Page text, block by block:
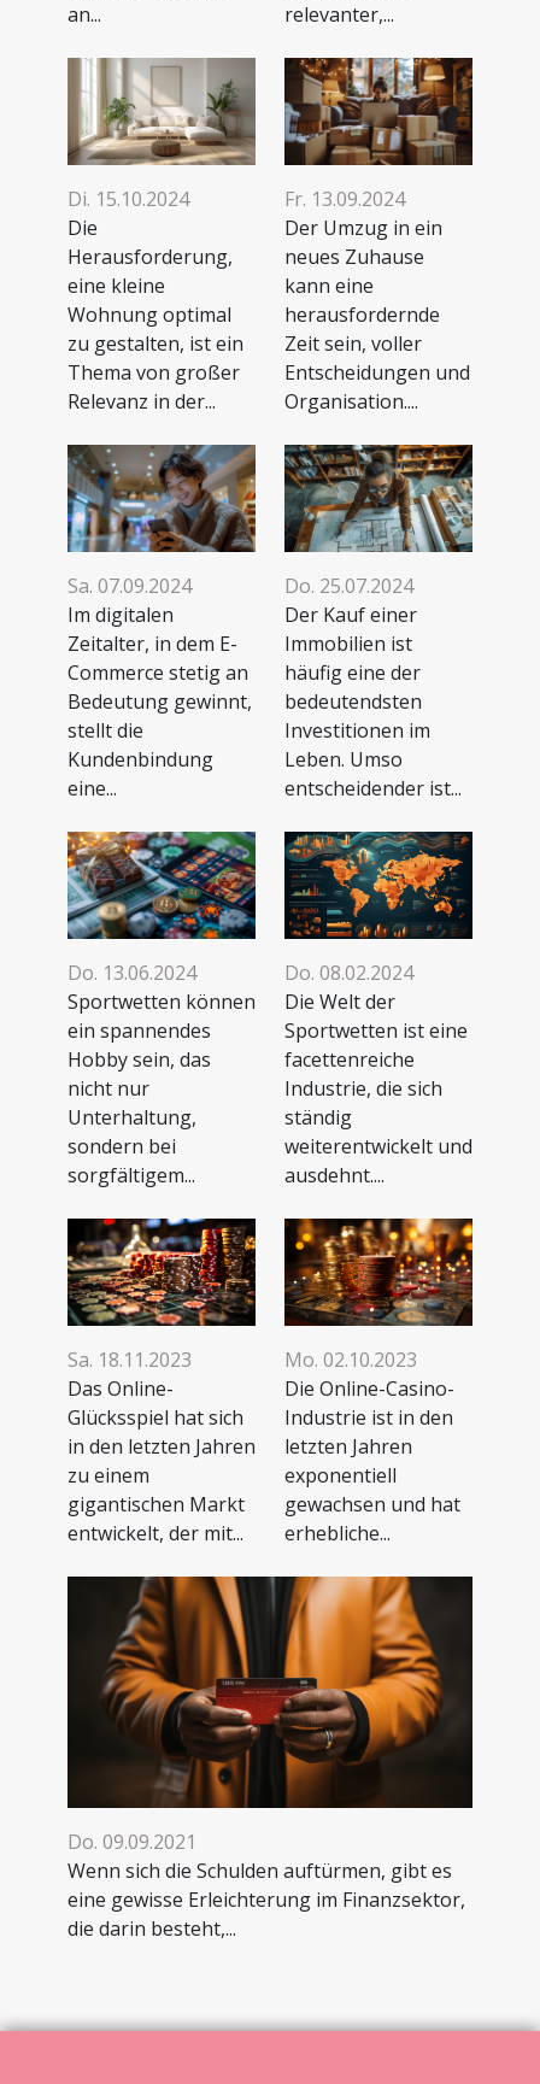
an...
relevanter,...
Di. 15.10.2024
Die
Herausforderung,
eine kleine
Wohnung optimal
zu gestalten, ist ein
Thema von großer
Relevanz in der...
Fr. 13.09.2024
Der Umzug in ein
neues Zuhause
kann eine
herausfordernde
Zeit sein, voller
Entscheidungen und
Organisation....
Sa. 07.09.2024
Im digitalen
Zeitalter, in dem E-
Commerce stetig an
Bedeutung gewinnt,
stellt die
Kundenbindung
eine...
Do. 25.07.2024
Der Kauf einer
Immobilien ist
häufig eine der
bedeutendsten
Investitionen im
Leben. Umso
entscheidender ist...
Do. 13.06.2024
Sportwetten können
ein spannendes
Hobby sein, das
nicht nur
Unterhaltung,
sondern bei
sorgfältigem...
Do. 08.02.2024
Die Welt der
Sportwetten ist eine
facettenreiche
Industrie, die sich
ständig
weiterentwickelt und
ausdehnt....
Sa. 18.11.2023
Das Online-
Glücksspiel hat sich
in den letzten Jahren
zu einem
gigantischen Markt
entwickelt, der mit...
Mo. 02.10.2023
Die Online-Casino-
Industrie ist in den
letzten Jahren
exponentiell
gewachsen und hat
erhebliche...
Do. 09.09.2021
Wenn sich die Schulden auftürmen, gibt es
eine gewisse Erleichterung im Finanzsektor,
die darin besteht,...